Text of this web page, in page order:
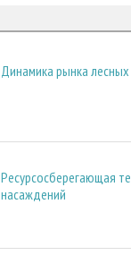
Динамика рынка
Ресурсосберегающая
насаждений